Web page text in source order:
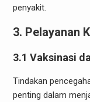
penyakit.
3. Pelayanan
3.1 Vaksinasi
Tindakan
penting dalam